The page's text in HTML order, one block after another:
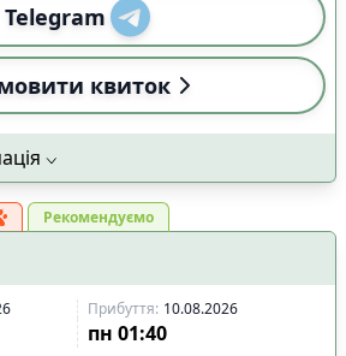
Telegram
квиток
Рекомендуємо
Прибуття: 10.08.2026
пн 01:40